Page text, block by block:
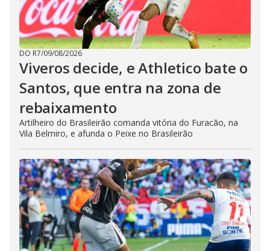
DO R7/09/08/2026
Viveros decide, e Athletico bate o
Santos, que entra na zona de
rebaixamento
Artilheiro do Brasileirão comanda vitória do Furacão, na
Vila Belmiro, e afunda o Peixe no Brasileirão